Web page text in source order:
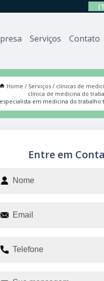
Serviços Contato
Home Serviços
clínicas de
clínica de medicina do
em medicina do trabalho
Entre em